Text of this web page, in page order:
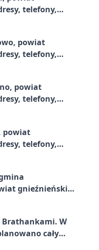
telefony,
powiat
telefony,
powiat
telefony,
powiat
telefony,
gnieźnieński -
W
cały